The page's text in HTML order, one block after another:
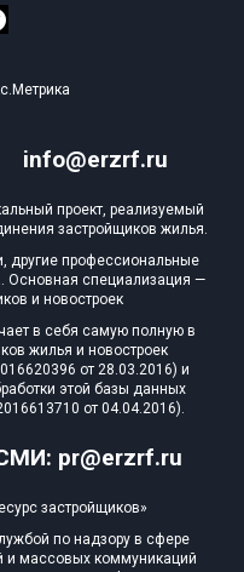
info@erzrf.ru
pr@erzrf.ru
проект, реализуемый
застройщиков жилья.
другие профессиональные
Основная специализация —
и новостроек
в себя самую полную в
жилья и новостроек
от 28.03.2016) и
этой базы данных
от 04.04.2016).
застройщиков»
по надзору в сфере
и массовых коммуникаций